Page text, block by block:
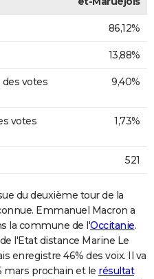
86,12%
13,88%
votes
9,40%
votes
1,73%
521
du deuxième tour de la
Emmanuel Macron a
la commune de l'Occitanie.
l'Etat distance Marine Le
enregistre 46% des voix. Il va
mars prochain et le résultat